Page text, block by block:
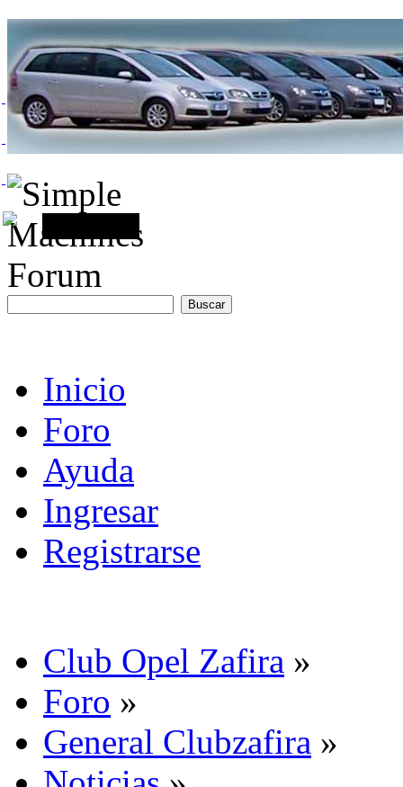
Inicio
Foro
Ayuda
Ingresar
Registrarse
Club Opel Zafira »
Foro »
General Clubzafira »